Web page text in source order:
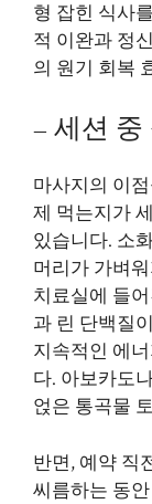
형 잡힌 식사
적 이완과 정
의 원기 회복
– 세션 중
마사지의 이
제 먹는지가
있습니다. 소
머리가 가벼
치료실에 들
과 린 단백질
지속적인 에
다. 아보카도
얹은 통곡물
반면, 예약 직
씨름하는 동